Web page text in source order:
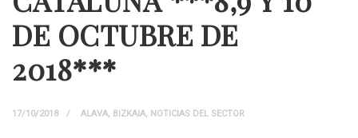
DE OCTUBRE DE
2018***
17/10/2018 ALAVA, BIZKAIA, NOTICIAS DEL SECTOR